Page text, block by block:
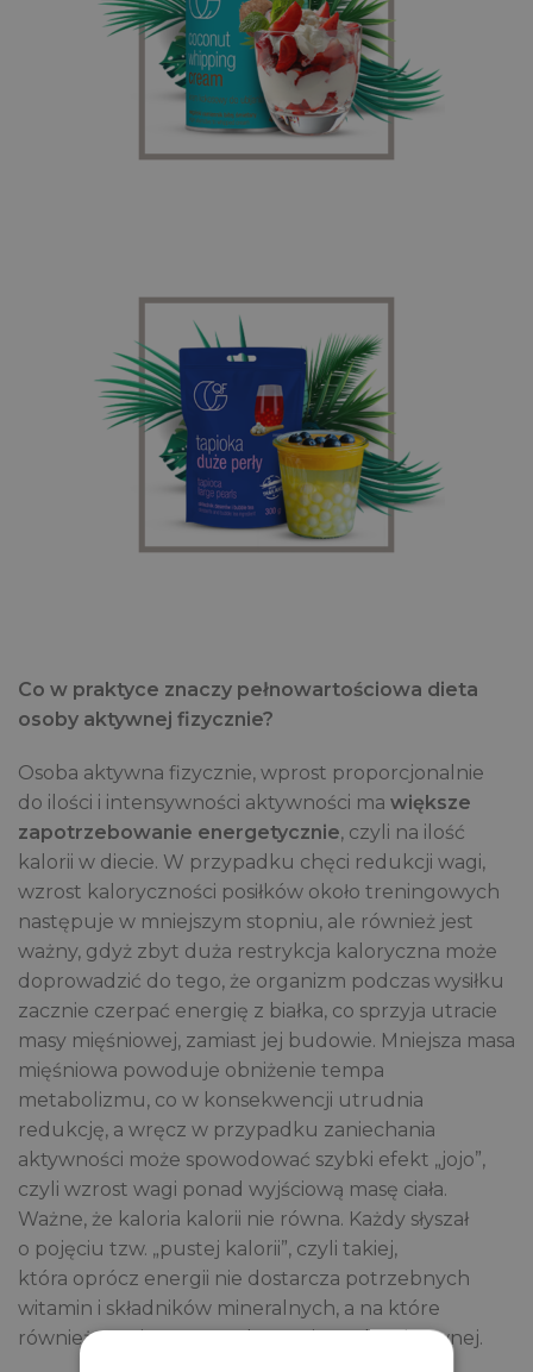
Co w praktyce znaczy pełnowartościowa dieta
osoby aktywnej fizycznie?
Osoba aktywna fizycznie, wprost proporcjonalnie
do ilości i intensywności aktywności ma większe
zapotrzebowanie energetycznie, czyli na ilość
kalorii w diecie. W przypadku chęci redukcji wagi,
wzrost kaloryczności posiłków około treningowych
następuje w mniejszym stopniu, ale również jest
ważny, gdyż zbyt duża restrykcja kaloryczna może
doprowadzić do tego, że organizm podczas wysiłku
zacznie czerpać energię z białka, co sprzyja utracie
masy mięśniowej, zamiast jej budowie. Mniejsza masa
mięśniowa powoduje obniżenie tempa
metabolizmu, co w konsekwencji utrudnia
redukcję, a wręcz w przypadku zaniechania
aktywności może spowodować szybki efekt „jojo”,
czyli wzrost wagi ponad wyjściową masę ciała.
Ważne, że kaloria kalorii nie równa. Każdy słyszał
o pojęciu tzw. „pustej kalorii”, czyli takiej,
która oprócz energii nie dostarcza potrzebnych
witamin i składników mineralnych, a na które
również rośnie zapotrzebowanie osoby aktywnej.